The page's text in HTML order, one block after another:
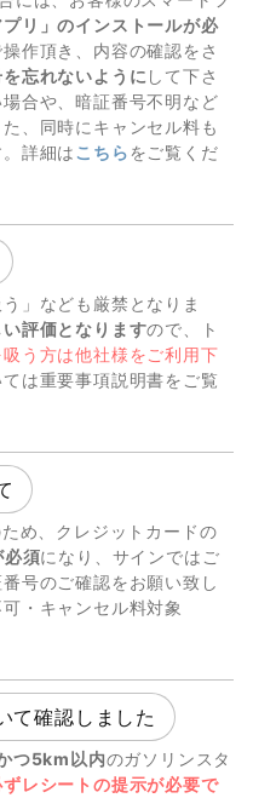
プリ」のインストールが必
作頂き、内容の確認をさ
忘れないように して下さ
合や、暗証番号不明など
た、同時にキャンセル料も
詳細はこちらをご覧くだ
」なども厳禁となりま
評価となりますので、ト
吸う方は他社様をご利用下
は重要事項説明書をご覧
め、クレジットカードの
必須になり、サインではご
号のご確認をお願い致し
・キャンセル料対象
て確認しました
つ5km以内のガソリンスタ
ずレシートの提示が必要で